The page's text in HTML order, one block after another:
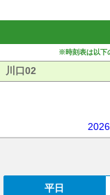
※時刻表は以下
川口02
平日